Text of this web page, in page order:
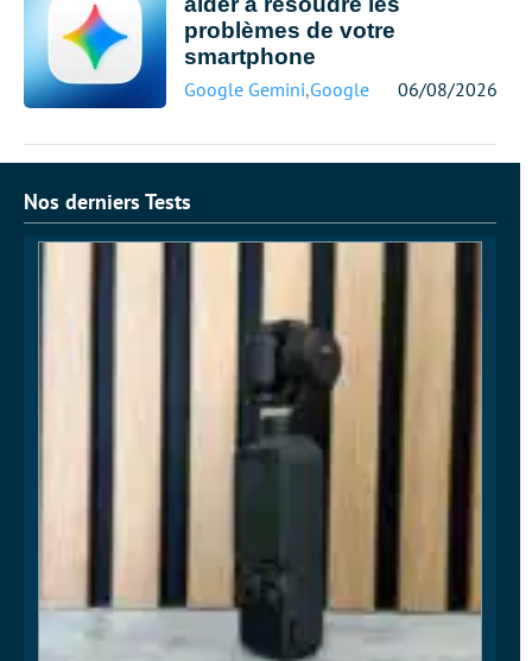
problèmes de votre
smartphone
Google Gemini,Google Pixel06/08/2026
Nos derniers Tests